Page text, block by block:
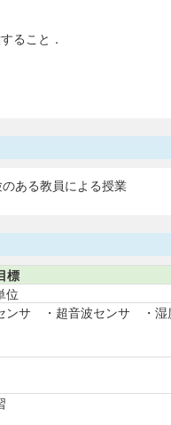
ること．
ある教員による授業
標
位
サ ・超音波センサ ・湿